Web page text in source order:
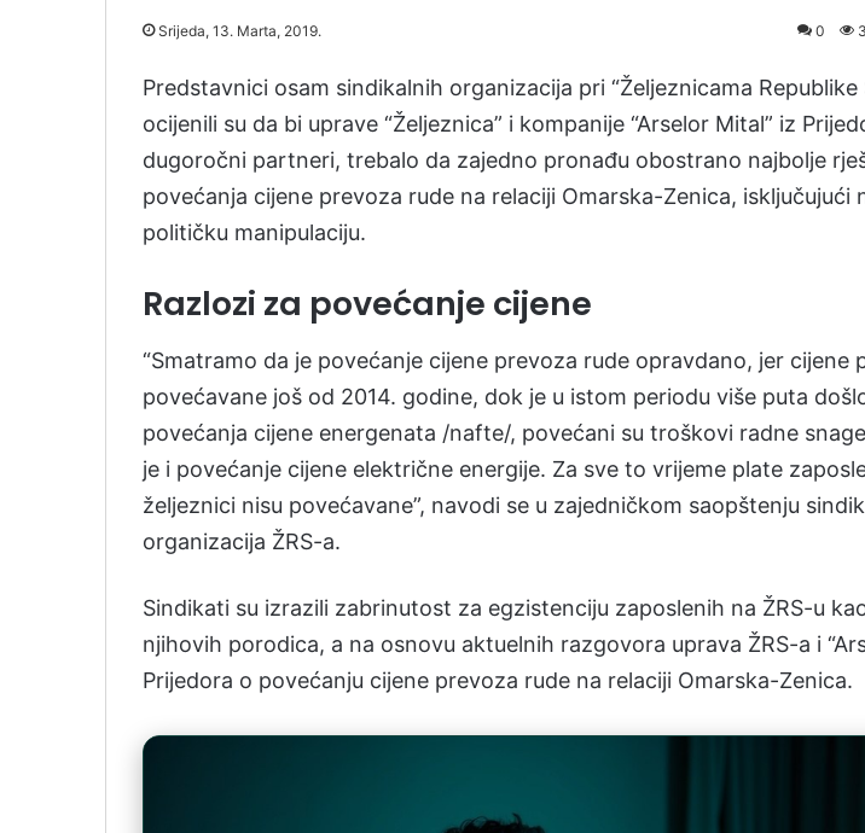
Srijeda, 13. Marta, 2019. 0
Predstavnici osam sindikalnih organizacija pri “Željeznicama Republike
ocijenili su da bi uprave “Željeznica” i kompanije “Arselor Mital” iz
dugoročni partneri, trebalo da zajedno pronađu obostrano najbolje
povećanja cijene prevoza rude na relaciji Omarska-Zenica, isključujući
političku manipulaciju.
Razlozi za povećanje cijene
“Smatramo da je povećanje cijene prevoza rude opravdano, jer cijene
povećavane još od 2014. godine, dok je u istom periodu više puta
povećanja cijene energenata /nafte/, povećani su troškovi radne
je i povećanje cijene električne energije. Za sve to vrijeme plate
željeznici nisu povećavane”, navodi se u zajedničkom saopštenju
organizacija ŽRS-a.
Sindikati su izrazili zabrinutost za egzistenciju zaposlenih na ŽRS-u
njihovih porodica, a na osnovu aktuelnih razgovora uprava ŽRS-a i
Prijedora o povećanju cijene prevoza rude na relaciji Omarska-Zenica.